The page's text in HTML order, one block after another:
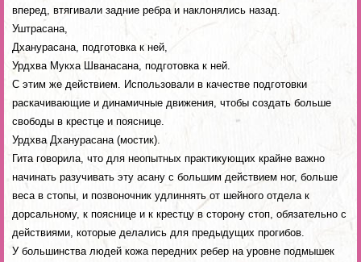
вперед, втягивали задние ребра и наклонялись назад.
Уштрасана,
Дханурасана, подготовка к ней,
Урдхва Мукха Шванасана, подготовка к ней.
С этим же действием. Использовали в качестве подготовки
раскачивающие и динамичные движения, чтобы создать больше
свободы в крестце и пояснице.
Урдхва Дханурасана (мостик).
Гита говорила, что для неопытных практикующих крайне важно
начинать разучивать эту асану с большим действием ног, больше
веса в стопы, и позвоночник удлиннять от шейного отдела к
дорсальному, к пояснице и к крестцу в сторону стоп, обязательно с
действиями, которые делались для предыдущих прогибов.
У большинства людей кожа передних ребер на уровне подмышек